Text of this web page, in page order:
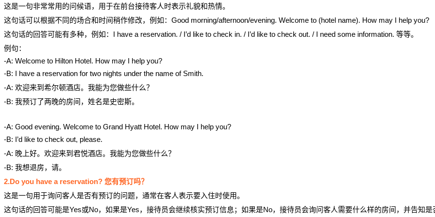
这是一句非常常用的问候语，用于在前台接待客人时表示礼貌和热情。
这句话可以根据不同的场合和时间稍作修改，例如：Good morning/afternoon/evening. Welcome to (hotel name). How may I help you?
这句话的回答可能有多种，例如：I have a reservation. / I’d like to check in. / I’d like to check out. / I need some information. 等等。
例句：
-A: Welcome to Hilton Hotel. How may I help you?
-B: I have a reservation for two nights under the name of Smith.
-A: 欢迎来到希尔顿酒店。我能为您做些什么？
-B: 我预订了两晚的房间，姓名是史密斯。
-A: Good evening. Welcome to Grand Hyatt Hotel. How may I help you?
-B: I’d like to check out, please.
-A: 晚上好。欢迎来到君悦酒店。我能为您做些什么？
-B: 我想退房，请。
2.Do you have a reservation? 您有预订吗？
这是一句用于询问客人是否有预订的问题，通常在客人表示要入住时使用。
这句话的回答可能是Yes或No，如果是Yes，接待员会继续核实预订信息；如果是No，接待员会询问客人需要什么样的房间，并告知是